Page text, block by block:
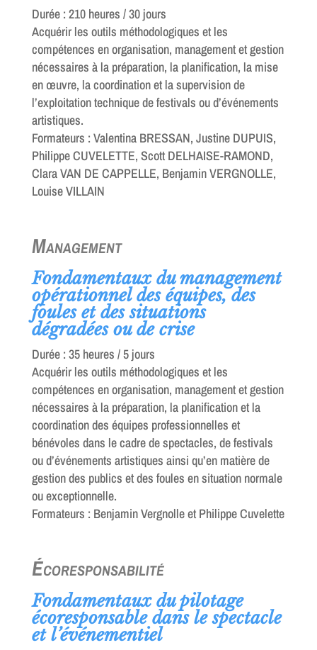
Durée : 210 heures / 30 jours
Acquérir les outils méthodologiques et les
compétences en organisation, management et gestion
nécessaires à la préparation, la planification, la mise
en œuvre, la coordination et la supervision de
l’exploitation technique de festivals ou d’événements
artistiques.
Formateurs : Valentina BRESSAN, Justine DUPUIS,
Philippe CUVELETTE, Scott DELHAISE-RAMOND,
Clara VAN DE CAPPELLE, Benjamin VERGNOLLE,
Louise VILLAIN
Management
Fondamentaux du management
opérationnel des équipes, des
foules et des situations
dégradées ou de crise
Durée : 35 heures / 5 jours
Acquérir les outils méthodologiques et les
compétences en organisation, management et gestion
nécessaires à la préparation, la planification et la
coordination des équipes professionnelles et
bénévoles dans le cadre de spectacles, de festivals
ou d’événements artistiques ainsi qu’en matière de
gestion des publics et des foules en situation normale
ou exceptionnelle.
Formateurs : Benjamin Vergnolle et Philippe Cuvelette
Écoresponsabilité
Fondamentaux du pilotage
écoresponsable dans le spectacle
et l’événementiel